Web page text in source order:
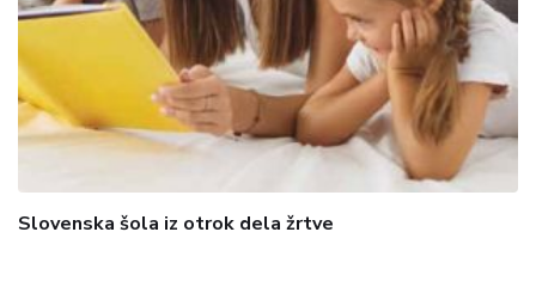
Slovenska šola iz otrok dela žrtve